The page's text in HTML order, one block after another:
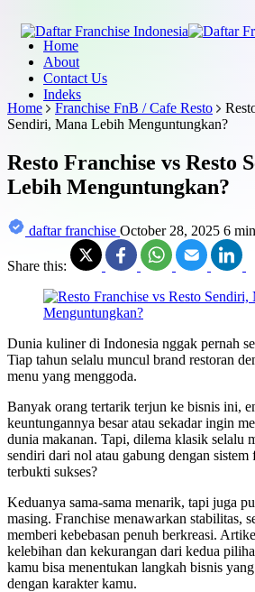
Home
About
Contact Us
Indeks
Home Franchise FnB / Cafe Resto
Sendiri, Mana Lebih Menguntungkan?
Resto Franchise vs Resto
Lebih Menguntungkan?
daftar franchise October 28, 2025 6
Share this:
Dunia kuliner di Indonesia nggak pernah
Tiap tahun selalu muncul brand restoran
menu yang menggoda.
Banyak orang tertarik terjun ke bisnis ini,
keuntungannya besar atau sekadar ingin
dunia makanan. Tapi, dilema klasik selalu
sendiri dari nol atau gabung dengan sistem
terbukti sukses?
Keduanya sama-sama menarik, tapi juga
masing. Franchise menawarkan stabilitas,
memberi kebebasan penuh berkreasi.
kelebihan dan kekurangan dari kedua
kamu bisa menentukan langkah bisnis
dengan karakter kamu.